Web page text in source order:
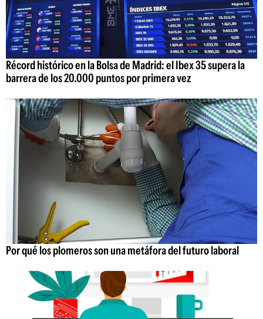
Récord histórico en la Bolsa de Madrid: el Ibex 35 supera la
barrera de los 20.000 puntos por primera vez
Por qué los plomeros son una metáfora del futuro laboral